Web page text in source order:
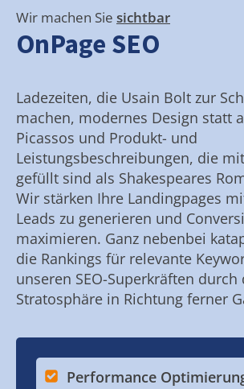
Wir machen Sie sichtbar
OnPage SEO
Ladezeiten, die Usain Bolt zur
machen, modernes Design statt
Picassos und Produkt- und
Leistungsbeschreibungen, die
gefüllt sind als Shakespeares
Wir stärken Ihre Landingpages
Leads zu generieren und
maximieren. Ganz nebenbei
die Rankings für relevante
unseren SEO-Superkräften durch
Stratosphäre in Richtung ferner
Performance